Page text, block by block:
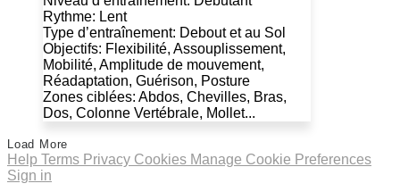
Rythme: Lent
Type d’entraînement: Debout et au Sol
Objectifs: Flexibilité, Assouplissement,
Mobilité, Amplitude de mouvement,
Réadaptation, Guérison, Posture
Zones ciblées: Abdos, Chevilles, Bras,
Dos, Colonne Vertébrale, Mollet...
Load More
Help Terms Privacy Cookies Manage Cookie Preferences
Sign in